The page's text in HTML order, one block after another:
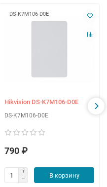
DS-K7M106-D0E
Hikvision DS-K7M106-D0E
DS-K7M106-D0E
790 ₽
В корзину